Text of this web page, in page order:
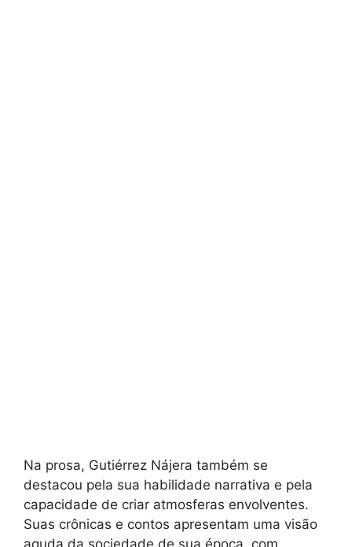
Na prosa, Gutiérrez Nájera também se
destacou pela sua habilidade narrativa e pela
capacidade de criar atmosferas envolventes.
Suas crônicas e contos apresentam uma visão
aguda da sociedade de sua época, com